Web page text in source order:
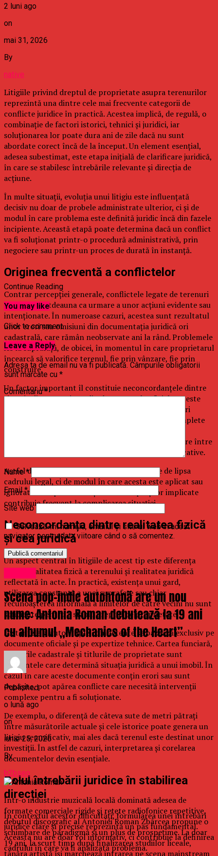
2 luni ago
on
mai 31, 2026
By
native
Litigiile privind dreptul de proprietate asupra terenurilor
reprezintă una dintre cele mai frecvente categorii de
conflicte juridice în practică. Acestea implică, de regulă, o
combinație de factori istorici, tehnici și juridici, iar
soluționarea lor poate dura ani de zile dacă nu sunt
abordate corect încă de la început. Un element esențial,
adesea subestimat, este etapa inițială de clarificare juridică,
în care se stabilesc întrebările relevante și direcția de
acțiune.
În multe situații, evoluția unui litigiu este influențată
decisiv nu doar de probele administrate ulterior, ci și de
modul în care problema este definită juridic încă din fazele
incipiente. Această etapă poate determina dacă un conflict
va fi soluționat printr-o procedură administrativă, prin
negociere sau printr-un proces de durată în instanță.
Originea frecventă a conflictelor
Contrar percepției generale, conflictele legate de terenuri
nu apar întotdeauna ca urmare a unor acțiuni evidente sau
intenționate. În numeroase cazuri, acestea sunt rezultatul
unor erori sau omisiuni din documentația juridică ori
cadastrală, care rămân neobservate ani la rând. Problemele
ies la suprafață, de obicei, în momentul în care proprietarul
încearcă să valorifice terenul, fie prin vânzare, fie prin
construire.
Un factor important îl constituie neconcordanțele dintre
situația din teren și cea din documentele oficiale. Aceste
discrepanțe pot avea origini diverse, de la măsurători
inexacte efectuate în trecut până la descrieri incomplete
succesiunile nefinalizate sau lipsa unor acorduri clare între
moștenitori pot conduce la blocaje juridice semnificative.
Astfel de situații nu sunt, în esență, generate de lipsa
cadrului legal, ci de modul în care acesta este aplicat sau
ignorat în timp. Intervenția tardivă a părților implicate
contribuie frecvent la complicarea situației.
Neconcordanța dintre realitatea fizică
și cea juridică
Un aspect central în litigiile de acest tip este diferența
dintre realitatea fizică a terenului și realitatea juridică
reflectată în acte. În practică, existența unui gard,
utilizarea constantă a unei suprafețe sau chiar
recunoașterea informală a limitelor de către vecini nu sunt
suficiente pentru a stabili dreptul de proprietate.
Instanțele și autoritățile competente se bazează exclusiv pe
documente oficiale și pe expertize tehnice. Cartea funciară,
planurile cadastrale și titlurile de proprietate sunt
elementele care determină situația juridică a unui imobil. În
cazul în care aceste documente conțin erori sau sunt
depășite, pot apărea conflicte care necesită intervenții
complexe pentru a fi soluționate.
De exemplu, o diferență de câteva sute de metri pătrați
între măsurătorile actuale și cele istorice poate genera un
litigiu semnificativ, mai ales dacă terenul este destinat unor
investiții. În astfel de cazuri, interpretarea și corelarea
documentelor devin esențiale.
Rolul întrebării juridice în stabilirea
direcției
În contextul acestor dificultăți, formularea unei întrebări
juridice clare și precise reprezintă un pas fundamental.
Aceasta nu are doar rol informativ, ci contribuie la definirea
cadrului în care va fi analizată problema.
Continue Reading
You may like
Click to comment
Leave a Reply
Adresa ta de email nu va fi publicată. Câmpurile obligatorii
sunt marcate cu *
Comentariu*
Nume*
Email*
Site web
Salvează-mi numele, emailul și site-ul web în acest
navigator pentru data viitoare când o să comentez.
Scena pop-indie autohtonă are un nou
nume: Antonia Roman debutează la 19 ani
cu albumul „Mechanics of the Heart”
Published
o lună ago
on
iunie 25, 2026
By
b2bseo
Într-o industrie muzicală locală dominată adesea de
formate comerciale rigide și rețete radiofonice repetitive,
debutul discografic al Antoniei Roman Zbârcea propune o
schimbare de paradigmă și un plus de prospețime. La doar
19 ani, la scurt timp după finalizarea studiilor liceale,
tânăra artistă își marchează intrarea pe scena mainstream